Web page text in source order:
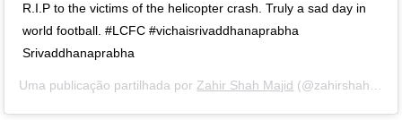
R.I.P to the victims of the helicopter crash. Truly a sad day in
world football. #LCFC #vichaisrivaddhanaprabha
Srivaddhanaprabha
Uma publicação partilhada porZahir Shah Majid (@zahirshah) a